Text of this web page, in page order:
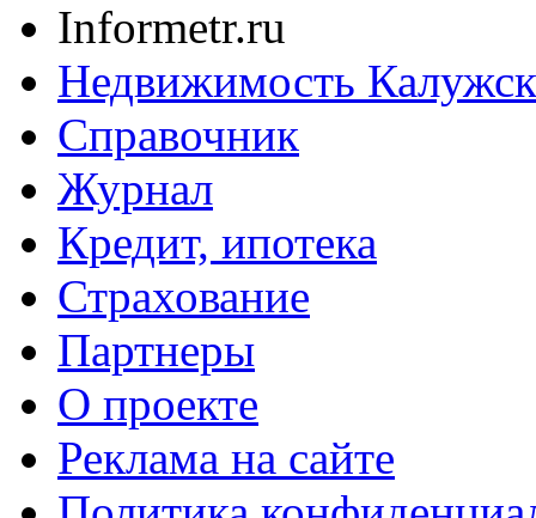
Informetr.ru
Недвижимость
Справочник
Журнал
Кредит, ипотека
Страхование
Партнеры
O проекте
Реклама на сайте